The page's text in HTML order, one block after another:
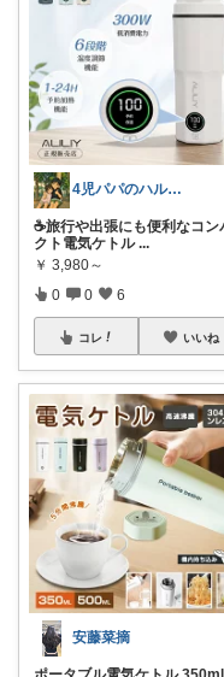
4児パパのハル🙇経由購入感謝です！🙇
☕旅行や出張にも便利なコン
クト電気ケトル ...
￥ 3,980～
0 0 6
コレ いいね
安藤菜摘